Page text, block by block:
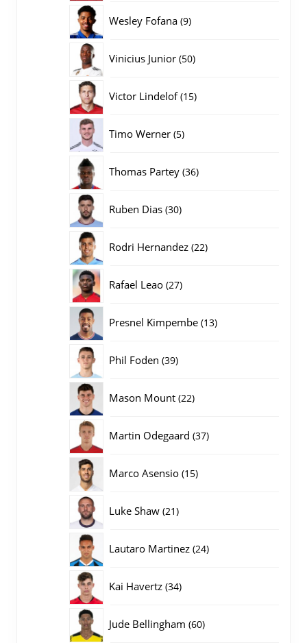
Wesley Fofana 99
Vinicius Junior 5050
Victor Lindelof 1515
Timo Werner 55
Thomas Partey 3636
Ruben Dias 3030
Rodri Hernandez 2222
Rafael Leao 2727
Presnel Kimpembe 1313
Phil Foden 3939
Mason Mount 2222
Martin Odegaard 3737
Marco Asensio 1515
Luke Shaw 2121
Lautaro Martinez 2424
Kai Havertz 3434
Jude Bellingham 6060